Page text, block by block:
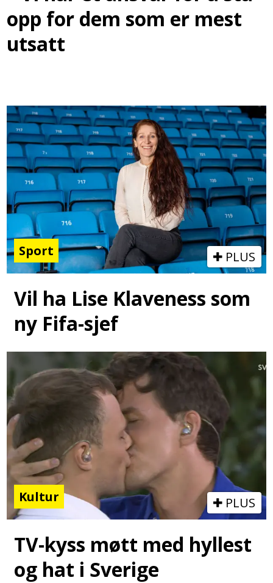
opp for dem som er mest
utsatt
Sport PLUS
Vil ha Lise Klaveness som
ny Fifa-sjef
Kultur PLUS
TV-kyss møtt med hyllest
og hat i Sverige